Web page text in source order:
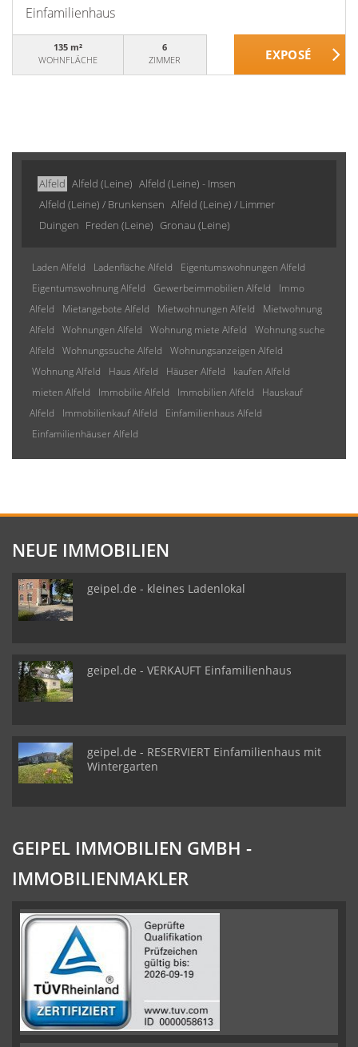
Einfamilienhaus
135 m²
WOHNFLÄCHE
6
ZIMMER
Alfeld Alfeld (Leine) Alfeld (Leine) - Imsen
Alfeld (Leine) / Brunkensen Alfeld (Leine) / Limmer
Duingen Freden (Leine) Gronau (Leine)
Laden Alfeld Ladenfläche Alfeld
Eigentumswohnungen Alfeld
Eigentumswohnung Alfeld
Gewerbeimmobilien Alfeld
Immo
Alfeld
Mietangebote Alfeld Mietwohnungen Alfeld
Mietwohnung
Alfeld
Wohnungen Alfeld Wohnung miete Alfeld
Wohnung suche
Alfeld
Wohnungssuche Alfeld
Wohnungsanzeigen Alfeld
Wohnung Alfeld
Haus Alfeld Häuser Alfeld
kaufen Alfeld
mieten Alfeld
Immobilie Alfeld Immobilien Alfeld
Hauskauf
Alfeld
Immobilienkauf Alfeld
Einfamilienhaus Alfeld
Einfamilienhäuser Alfeld
NEUE IMMOBILIEN
geipel.de - kleines Ladenlokal
geipel.de - VERKAUFT Einfamilienhaus
geipel.de - RESERVIERT Einfamilienhaus mit
Wintergarten
GEIPEL IMMOBILIEN GMBH -
IMMOBILIENMAKLER